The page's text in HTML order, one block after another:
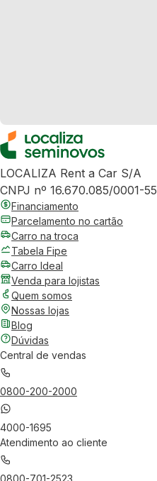
LOCALIZA Rent a Car S/A
CNPJ nº 16.670.085/0001-55
Financiamento
Parcelamento no cartão
Carro na troca
Tabela Fipe
Carro Ideal
Venda para lojistas
Quem somos
Nossas lojas
Blog
Dúvidas
Central de vendas
0800-200-2000
4000-1695
Atendimento ao cliente
0800-701-2523